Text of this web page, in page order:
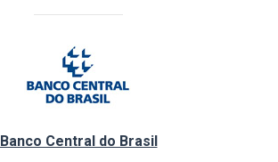
Banco Central do Brasil